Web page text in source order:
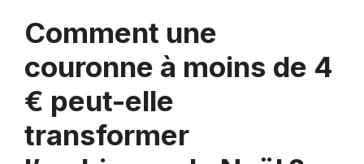
Comment une
couronne à moins de 4
€ peut-elle
transformer